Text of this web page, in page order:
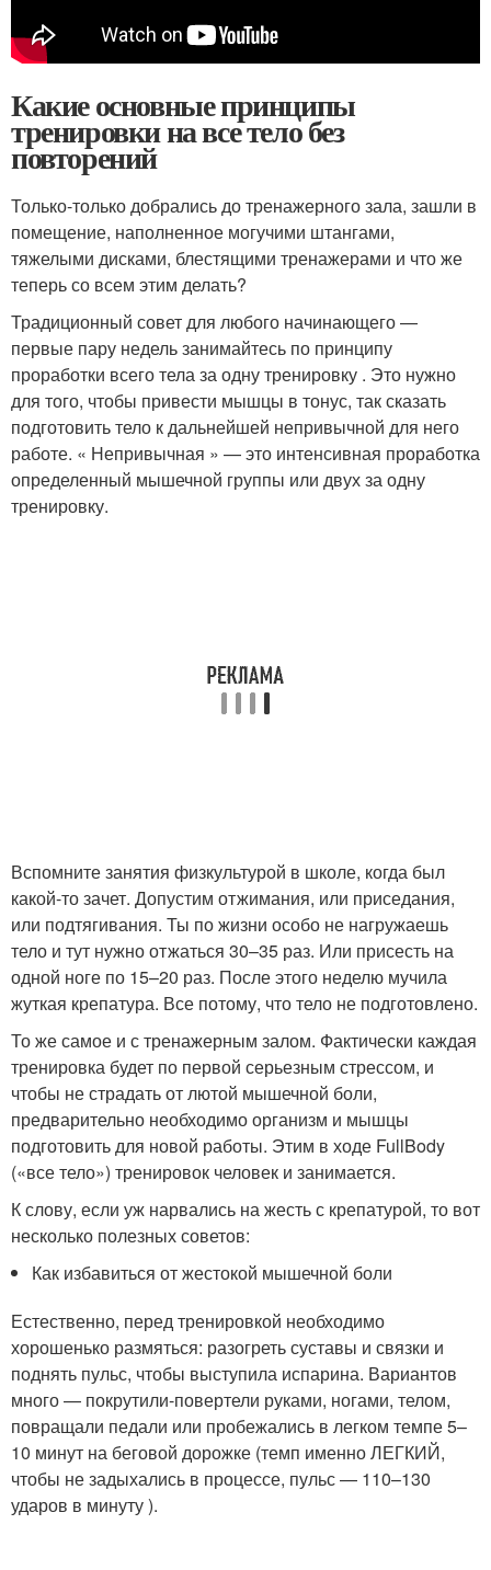
Какие основные принципы
тренировки на все тело без
повторений
Только-только добрались до тренажерного зала, зашли в
помещение, наполненное могучими штангами,
тяжелыми дисками, блестящими тренажерами и что же
теперь со всем этим делать?
Традиционный совет для любого начинающего —
первые пару недель занимайтесь по принципу
проработки всего тела за одну тренировку . Это нужно
для того, чтобы привести мышцы в тонус, так сказать
подготовить тело к дальнейшей непривычной для него
работе. « Непривычная » — это интенсивная проработка
определенный мышечной группы или двух за одну
тренировку.
Вспомните занятия физкультурой в школе, когда был
какой-то зачет. Допустим отжимания, или приседания,
или подтягивания. Ты по жизни особо не нагружаешь
тело и тут нужно отжаться 30–35 раз. Или присесть на
одной ноге по 15–20 раз. После этого неделю мучила
жуткая крепатура. Все потому, что тело не подготовлено.
То же самое и с тренажерным залом. Фактически каждая
тренировка будет по первой серьезным стрессом, и
чтобы не страдать от лютой мышечной боли,
предварительно необходимо организм и мышцы
подготовить для новой работы. Этим в ходе FullBody
(«все тело») тренировок человек и занимается.
К слову, если уж нарвались на жесть с крепатурой, то вот
несколько полезных советов:
Как избавиться от жестокой мышечной боли
Естественно, перед тренировкой необходимо
хорошенько размяться: разогреть суставы и связки и
поднять пульс, чтобы выступила испарина. Вариантов
много — покрутили-повертели руками, ногами, телом,
повращали педали или пробежались в легком темпе 5–
10 минут на беговой дорожке (темп именно ЛЕГКИЙ,
чтобы не задыхались в процессе, пульс — 110–130
ударов в минуту ).